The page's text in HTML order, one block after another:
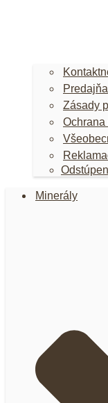
Predajňa
Zásady
Minerály